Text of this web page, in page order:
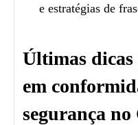
e estratégias de
Últimas
em
segurança